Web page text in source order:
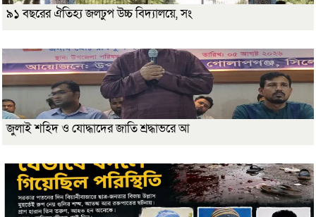
৯১ বছরের ঐতিহ্য জলঢুপ উচ্চ বিদ্যালয়ে, সং
জুলাই শহিদ ও যোদ্ধাদের জাতি শ্রদ্ধাভরে আ